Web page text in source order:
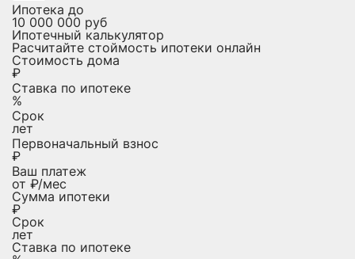
Ипотека до
10 000 000 руб
Ипотечный калькулятор
Расчитайте стоймость ипотеки онлайн
Стоимость дома
₽
Ставка по ипотеке
%
Срок
лет
Первоначальный взнос
₽
Ваш платеж
от ₽/мес
Сумма ипотеки
₽
Срок
лет
Ставка по ипотеке